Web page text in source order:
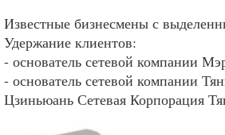
Известные бизнесмены с
Удержание клиентов:
- основатель сетевой компании
- основатель сетевой компании
Цзиньюань Сетевая Корпорация